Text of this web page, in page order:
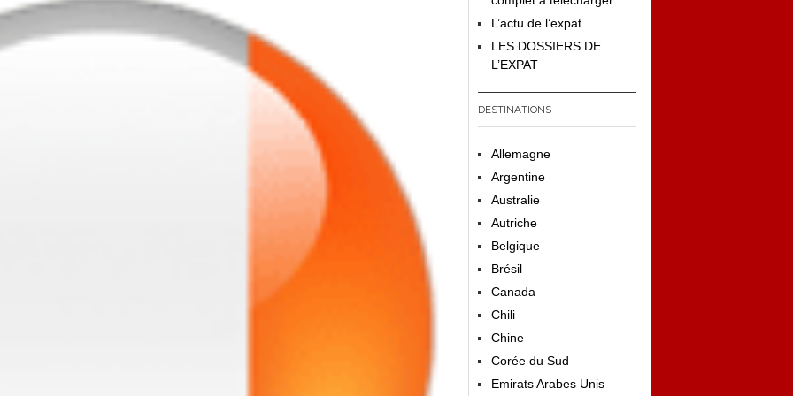
L’actu de l’expat
LES DOSSIERS DE
L’EXPAT
DESTINATIONS
Allemagne
Argentine
Australie
Autriche
Belgique
Brésil
Canada
Chili
Chine
Corée du Sud
Emirats Arabes Unis